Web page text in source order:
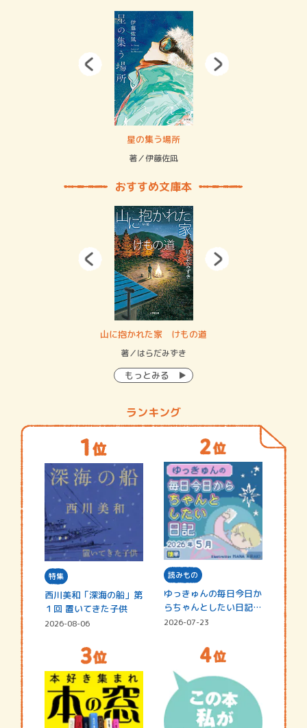
星の集う場所
著／伊藤佐凪
おすすめ文庫本
山に抱かれた家 けもの道
著／はらだみずき
もっとみる
ランキング
特集
西川美和「深海の船」第
１回 置いてきた子供
2026-08-06
読みもの
ゆっきゅんの毎日今日か
らちゃんとしたい日記
☆202…
2026-07-23